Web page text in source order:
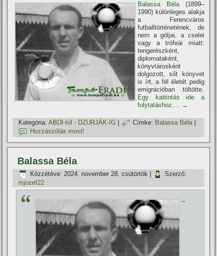
Balassa Béla(1899–
1990) különleges alakja
a Ferencváros
futballtörténetének, de
nem a góljai, a cselei
vagy a trófeái miatt:
tengerészként,
diplomataként,
könyvtárosként
dolgozott, sőt könyvet
is írt, a fél életét pedig
emigrációban töltötte.
Egy kattintás ide a
folytatáshoz.... →
Kategória: ABDI-tól - DZURJÁK-IG | Címke: Balassa Béla|
Hozzászólás most!
Balassa Béla
Közzétéve: 2024. november 28. csütörtök
Szerző:
mjozef22
–